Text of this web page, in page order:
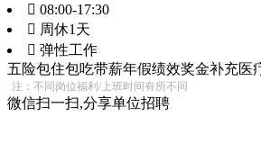
 08:00-17:30
 周休1天
 弹性工作
五险包住包吃带薪年假绩效奖金补充医
注：不同岗位福利/上班时间有所不同
微信扫一扫,分享单位招聘